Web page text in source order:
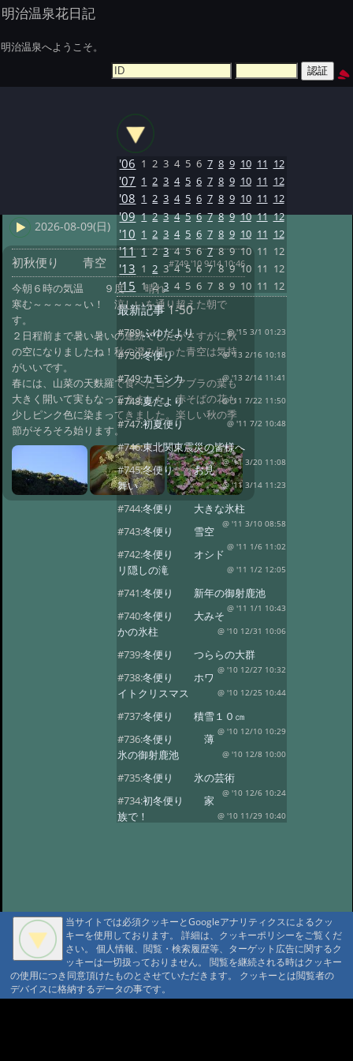
明治温泉花日記
明治温泉へようこそ。
2026-08-09(日)
初秋便り 青空 #749 '10 9/14 10:46
今朝６時の気温 ９度 晴れ
寒む～～～～～い！ 涼しいを通り超えた朝で
す。
２日程前まで暑い暑いの連続でしたがさすがに秋
の空になりましたね！秋の澄み切った青空は気持
がいいです。
春には、山菜の天麩羅で食べたコシアブラの葉も
大きく開いて実もなってきました。赤そばの花も
少しピンク色に染まってきました。楽しい秋の季
節がそろそろ始ります。
'06 1 2 3 4 5 6 7 8 9 10 11 12
'07 1 2 3 4 5 6 7 8 9 10 11 12
'08 1 2 3 4 5 6 7 8 9 10 11 12
'09 1 2 3 4 5 6 7 8 9 10 11 12
'10 1 2 3 4 5 6 7 8 9 10 11 12
'11 1 2 3 4 5 6 7 8 9 10 11 12
'13 1 2 3 4 5 6 7 8 9 10 11 12
'15 1 2 3 4 5 6 7 8 9 10 11 12
最新記事 1-50
#789:ふゆだより @ '15 3/1 01:23
#750:冬便り @ '13 2/16 10:18
#749:カモシカ @ '13 2/14 11:41
#748:夏だより @ '11 7/22 11:50
#747:初夏便り @ '11 7/2 10:48
#746:東北関東震災の皆様へ
@ '11 3/20 11:08
#745:冬便り お見
舞い
@ '11 3/14 11:23
#744:冬便り 大きな氷柱
@ '11 3/10 08:58
#743:冬便り 雪空
@ '11 1/6 11:02
#742:冬便り オシド
リ隠しの滝
@ '11 1/2 12:05
#741:冬便り 新年の御射鹿池
@ '11 1/1 10:43
#740:冬便り 大みそ
かの氷柱
@ '10 12/31 10:06
#739:冬便り つららの大群
@ '10 12/27 10:32
#738:冬便り ホワ
イトクリスマス
@ '10 12/25 10:44
#737:冬便り 積雪１０㎝
@ '10 12/10 10:29
#736:冬便り 薄
氷の御射鹿池
@ '10 12/8 10:00
#735:冬便り 氷の芸術
@ '10 12/6 10:24
#734:初冬便り 家
族で！
@ '10 11/29 10:40
#730:初冬便り 御柱
@ '10 11/6 10:28
#729: 初冬便り 初
冠雪
@ '10 11/5 12:36
#728:初冬便り 哀愁
@ '10 11/3 10:13
当サイトでは必須クッキーとGoogleアナリティクスによるクッ
キーを使用しております。 詳細は、クッキーポリシーをご覧くだ
さい。 個人情報、閲覧・検索履歴等、ターゲット広告に関するク
ッキーは一切扱っておりません。 閲覧を継続される時はクッキー
の使用につき同意頂けたものとさせていただきます。 クッキーとは閲覧者の
デバイスに格納するデータの事です。